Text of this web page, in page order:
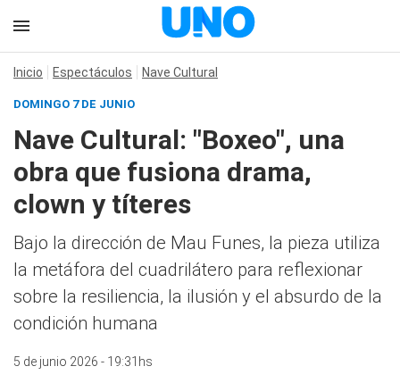
Inicio Espectáculos Nave Cultural
DOMINGO 7 DE JUNIO
Nave Cultural: "Boxeo", una
obra que fusiona drama,
clown y títeres
Bajo la dirección de Mau Funes, la pieza utiliza
la metáfora del cuadrilátero para reflexionar
sobre la resiliencia, la ilusión y el absurdo de la
condición humana
5 de junio 2026 - 19:31hs